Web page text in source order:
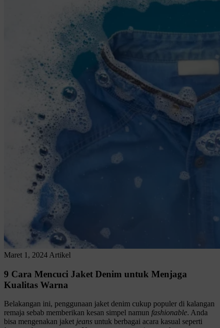
Maret 1, 2024 Artikel
9 Cara Mencuci Jaket Denim untuk Menjaga
Kualitas Warna
Belakangan ini, penggunaan jaket denim cukup populer di kalangan
remaja sebab memberikan kesan simpel namun fashionable. Anda
bisa mengenakan jaket jeans untuk berbagai acara kasual seperti